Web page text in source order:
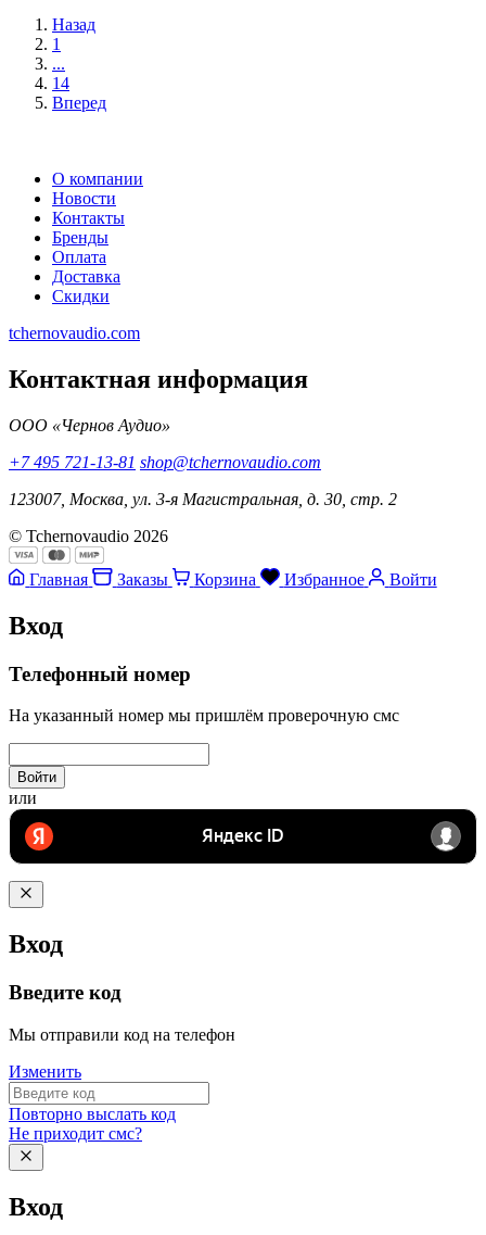
Назад
1
...
14
Вперед
О компании
Новости
Контакты
Бренды
Оплата
Доставка
Скидки
tchernovaudio.com
Контактная информация
ООО «Чернов Аудио»
+7 495 721-13-81 shop@tchernovaudio.com
123007, Москва, ул. 3-я Магистральная, д. 30, стр. 2
© Tchernovaudio 2026
Главная Заказы Корзина Избранное Войти
Вход
Телефонный номер
На указанный номер мы пришлём проверочную смс
Войти
или
Вход
Введите код
Мы отправили код на телефон
Изменить
Повторно выслать код
Не приходит смс?
Вход